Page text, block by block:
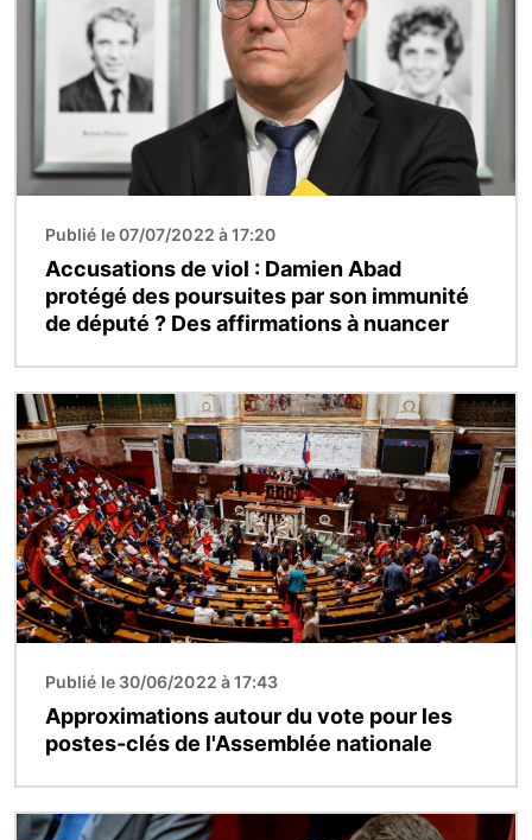
Publié le 07/07/2022 à 17:20
Accusations de viol : Damien Abad
protégé des poursuites par son immunité
de député ? Des affirmations à nuancer
Image
Publié le 30/06/2022 à 17:43
Approximations autour du vote pour les
postes-clés de l'Assemblée nationale
Image